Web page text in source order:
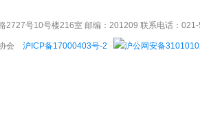
2727号10号楼216室 邮编：201209 联系电话：
会 沪ICP备17000403号-2 沪公网安备